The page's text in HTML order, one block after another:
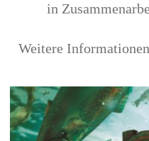
in
Weitere